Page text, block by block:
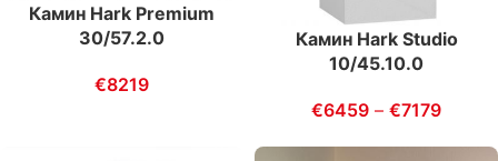
Камин Hark Premium
30/57.2.0
€8219
Камин Hark Studio
10/45.10.0
€6459 – €7179